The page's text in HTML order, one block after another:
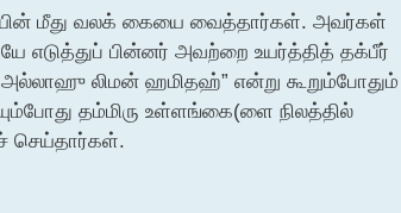
மீது வலக் கையை வைத்தார்கள். அவர்கள்
எடுத்துப் பின்னர் அவற்றை உயர்த்தித் தக்பீர்
லிமன் ஹமிதஹ்” என்று கூறும்போதும்
தம்மிரு உள்ளங்கை(ளை நிலத்தில்
செய்தார்கள்.